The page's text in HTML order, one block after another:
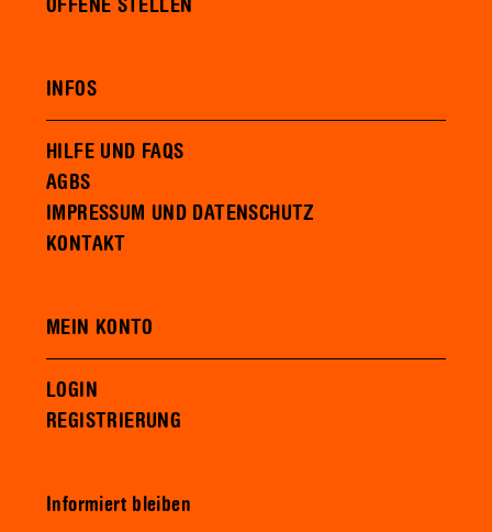
OFFENE STELLEN
INFOS
HILFE UND FAQS
AGBS
IMPRESSUM UND DATENSCHUTZ
KONTAKT
MEIN KONTO
LOGIN
REGISTRIERUNG
Informiert bleiben